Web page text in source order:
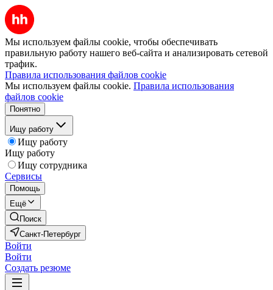
Мы используем файлы cookie, чтобы обеспечивать
правильную работу нашего веб-сайта и анализировать сетевой
трафик.
Правила использования файлов cookie
Мы используем файлы cookie. Правила использования
файлов cookie
Понятно
Ищу работу
Ищу работу
Ищу работу
Ищу сотрудника
Сервисы
Помощь
Ещё
Поиск
Санкт-Петербург
Войти
Войти
Создать резюме